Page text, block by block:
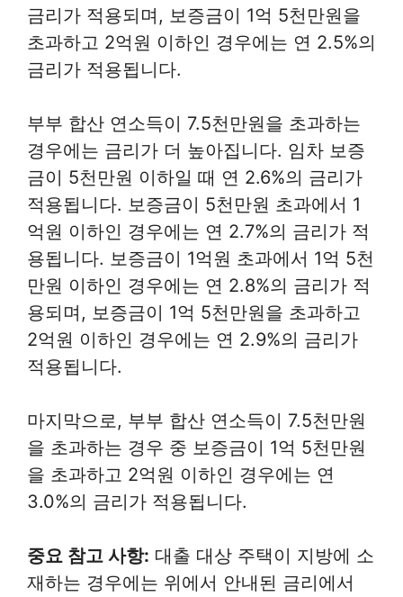
금리가 적용되며, 보증금이 1억 5천만원을
초과하고 2억원 이하인 경우에는 연 2.5%의
금리가 적용됩니다.
부부 합산 연소득이 7.5천만원을 초과하는
경우에는 금리가 더 높아집니다. 임차 보증
금이 5천만원 이하일 때 연 2.6%의 금리가
적용됩니다. 보증금이 5천만원 초과에서 1
억원 이하인 경우에는 연 2.7%의 금리가 적
용됩니다. 보증금이 1억원 초과에서 1억 5천
만원 이하인 경우에는 연 2.8%의 금리가 적
용되며, 보증금이 1억 5천만원을 초과하고
2억원 이하인 경우에는 연 2.9%의 금리가
적용됩니다.
마지막으로, 부부 합산 연소득이 7.5천만원
을 초과하는 경우 중 보증금이 1억 5천만원
을 초과하고 2억원 이하인 경우에는 연
3.0%의 금리가 적용됩니다.
중요 참고 사항: 대출 대상 주택이 지방에 소
재하는 경우에는 위에서 안내된 금리에서